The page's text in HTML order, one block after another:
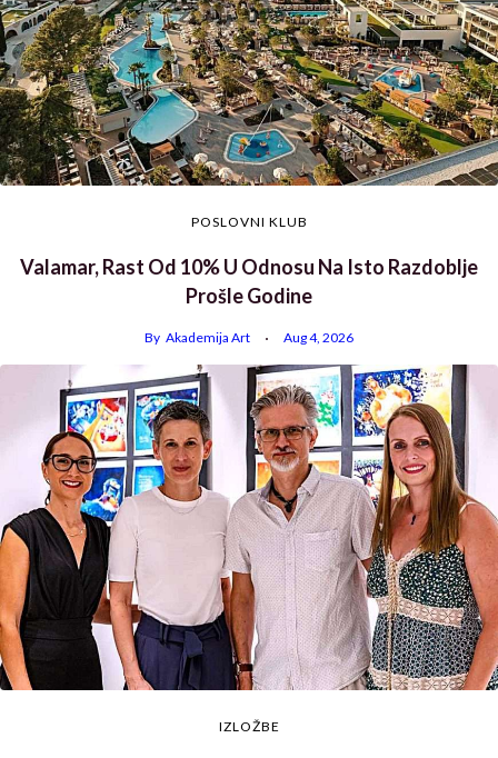
POSLOVNI KLUB
Valamar, Rast Od 10% U Odnosu Na Isto Razdoblje
Prošle Godine
By Akademija Art Aug 4, 2026
IZLOŽBE